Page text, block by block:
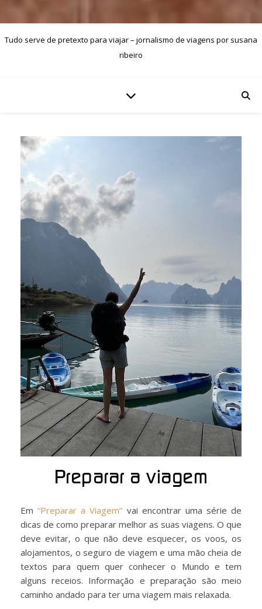
Tudo serve de pretexto para viajar – jornalismo de viagens por susana
ribeiro
Preparar a viagem
Em“Preparar a Viagem” vai encontrar uma série de
dicas de como preparar melhor as suas viagens. O que
deve evitar, o que não deve esquecer, os voos, os
alojamentos, o seguro de viagem e uma mão cheia de
textos para quem quer conhecer o Mundo e tem
alguns receios. Informação e preparação são meio
caminho andado para ter uma viagem mais relaxada.